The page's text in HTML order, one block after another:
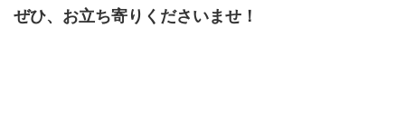
ぜひ、お立ち寄りくださいませ！